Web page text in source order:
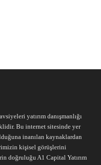
yatırım danışmanlığı
Bu internet sitesinde yer
inanılan kaynaklardan
kişisel görüşlerini
doğruluğu A1 Capital Yatırım